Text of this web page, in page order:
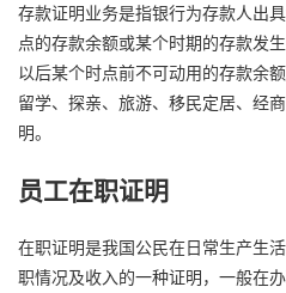
存款证明业务是指银行为存款人出
点的存款余额或某个时期的存款发
以后某个时点前不可动用的存款余
留学、探亲、旅游、移民定居、经
明。
员工在职证明
在职证明是我国公民在日常生产生
职情况及收入的一种证明，一般在